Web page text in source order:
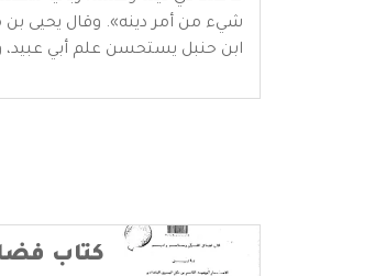
شيء من أمر دينه». وقال يحيى بن
ابن حنبل يستحسن علم أبي
كتاب